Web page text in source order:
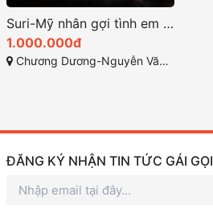
Suri-Mỹ nhân gợi tình em gái rất dâm rất xinh
1.000.000đ
Chương Dương-Nguyễn Văn Cừ-TP quy Nhơn Bình Định
ĐĂNG KÝ NHẬN TIN TỨC GÁI GỌI